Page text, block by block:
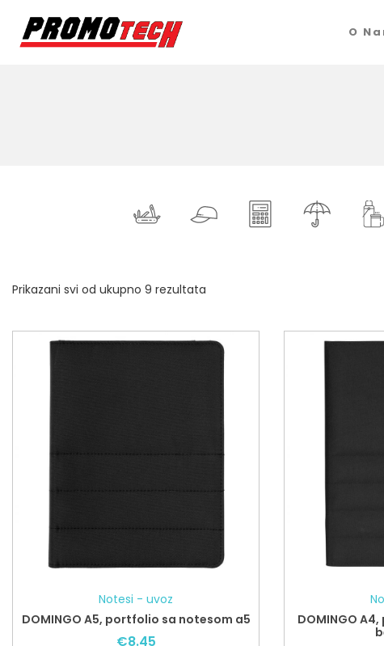
O
Prikazani svi od ukupno 9 rezultata
Notesi - uvoz
DOMINGO A5, portfolio sa notesom a5
€8.45
DOMINGO